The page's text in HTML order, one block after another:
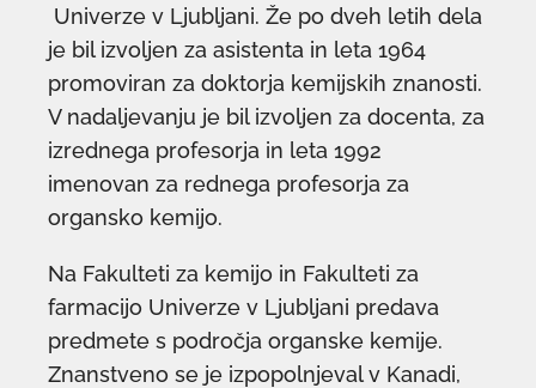
Univerze v Ljubljani. Že po dveh letih dela
je bil izvoljen za asistenta in leta 1964
promoviran za doktorja kemijskih znanosti.
V nadaljevanju je bil izvoljen za docenta, za
izrednega profesorja in leta 1992
imenovan za rednega profesorja za
organsko kemijo.
Na Fakulteti za kemijo in Fakulteti za
farmacijo Univerze v Ljubljani predava
predmete s področja organske kemije.
Znanstveno se je izpopolnjeval v Kanadi,